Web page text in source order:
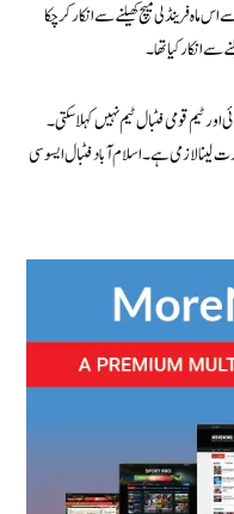
فرینڈلی میچ کھیلنے سے انکار کر چکا
ٹیم قومی فٹبال ٹیم نہیں کہلا سکتی۔
لینا لازمی ہے۔ اسلام آباد فٹبال ایسوسی